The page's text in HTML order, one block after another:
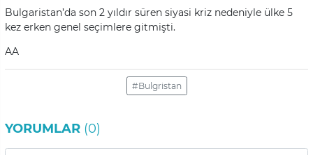
Bulgaristan’da son 2 yıldır süren siyasi kriz nedeniyle ülke 5
kez erken genel seçimlere gitmişti.
AA
#Bulgristan
YORUMLAR (0)